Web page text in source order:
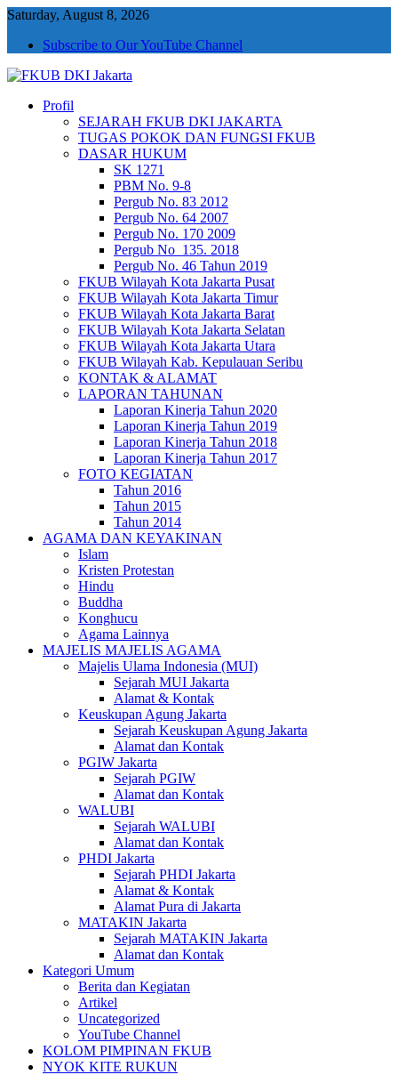
Saturday, August 8, 2026
Subscribe to Our YouTube Channel
FKUB DKI Jakarta
Jakarta Aman, Jakarta Damai dan Rukun
Profil
SEJARAH FKUB DKI JAKARTA
TUGAS POKOK DAN FUNGSI FKUB
DASAR HUKUM
SK 1271
PBM No. 9-8
Pergub No. 83 2012
Pergub No. 64 2007
Pergub No. 170 2009
Pergub No_135. 2018
Pergub No. 46 Tahun 2019
FKUB Wilayah Kota Jakarta Pusat
FKUB Wilayah Kota Jakarta Timur
FKUB Wilayah Kota Jakarta Barat
FKUB Wilayah Kota Jakarta Selatan
FKUB Wilayah Kota Jakarta Utara
FKUB Wilayah Kab. Kepulauan Seribu
KONTAK & ALAMAT
LAPORAN TAHUNAN
Laporan Kinerja Tahun 2020
Laporan Kinerja Tahun 2019
Laporan Kinerja Tahun 2018
Laporan Kinerja Tahun 2017
FOTO KEGIATAN
Tahun 2016
Tahun 2015
Tahun 2014
AGAMA DAN KEYAKINAN
Islam
Kristen Protestan
Hindu
Buddha
Konghucu
Agama Lainnya
MAJELIS MAJELIS AGAMA
Majelis Ulama Indonesia (MUI)
Sejarah MUI Jakarta
Alamat & Kontak
Keuskupan Agung Jakarta
Sejarah Keuskupan Agung Jakarta
Alamat dan Kontak
PGIW Jakarta
Sejarah PGIW
Alamat dan Kontak
WALUBI
Sejarah WALUBI
Alamat dan Kontak
PHDI Jakarta
Sejarah PHDI Jakarta
Alamat & Kontak
Alamat Pura di Jakarta
MATAKIN Jakarta
Sejarah MATAKIN Jakarta
Alamat dan Kontak
Kategori Umum
Berita dan Kegiatan
Artikel
Uncategorized
YouTube Channel
KOLOM PIMPINAN FKUB
NYOK KITE RUKUN